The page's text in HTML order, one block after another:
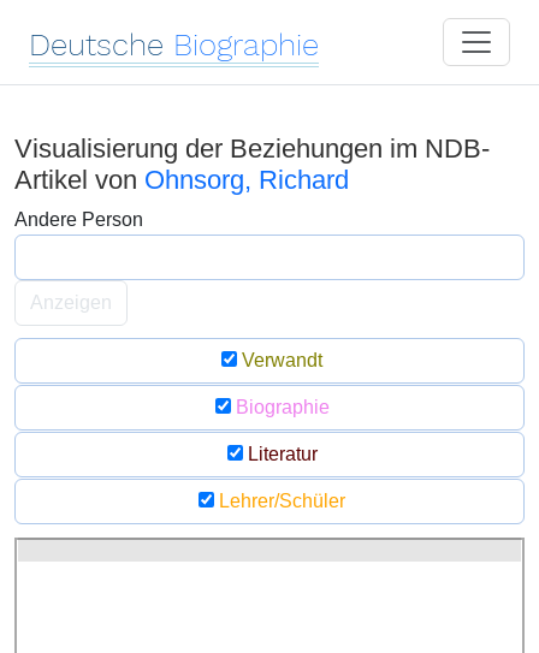
Deutsche Biographie
Visualisierung der Beziehungen im NDB-
Artikel von Ohnsorg, Richard
Andere Person
Anzeigen
Verwandt
Biographie
Literatur
Lehrer/Schüler